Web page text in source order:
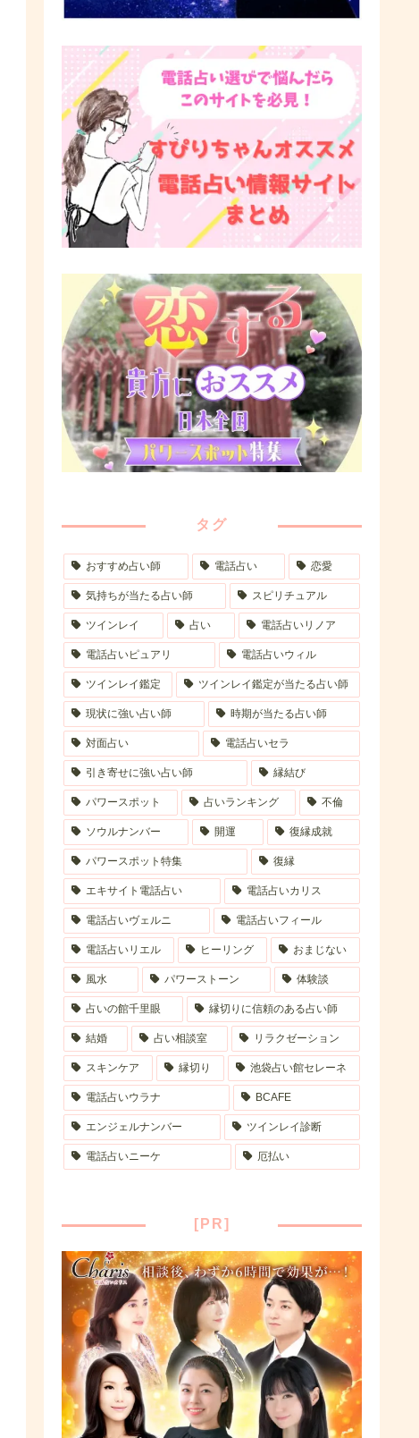
タグ
おすすめ占い師 電話占い 恋愛
気持ちが当たる占い師 スピリチュアル
ツインレイ 占い 電話占いリノア
電話占いピュアリ 電話占いウィル
ツインレイ鑑定 ツインレイ鑑定が当たる占い師
現状に強い占い師 時期が当たる占い師
対面占い 電話占いセラ
引き寄せに強い占い師 縁結び
パワースポット 占いランキング 不倫
ソウルナンバー 開運 復縁成就
パワースポット特集 復縁
エキサイト電話占い 電話占いカリス
電話占いヴェルニ 電話占いフィール
電話占いリエル ヒーリング おまじない
風水 パワーストーン 体験談
占いの館千里眼 縁切りに信頼のある占い師
結婚 占い相談室 リラクゼーション
スキンケア 縁切り 池袋占い館セレーネ
電話占いウラナ BCAFE
エンジェルナンバー ツインレイ診断
電話占いニーケ 厄払い
[PR]